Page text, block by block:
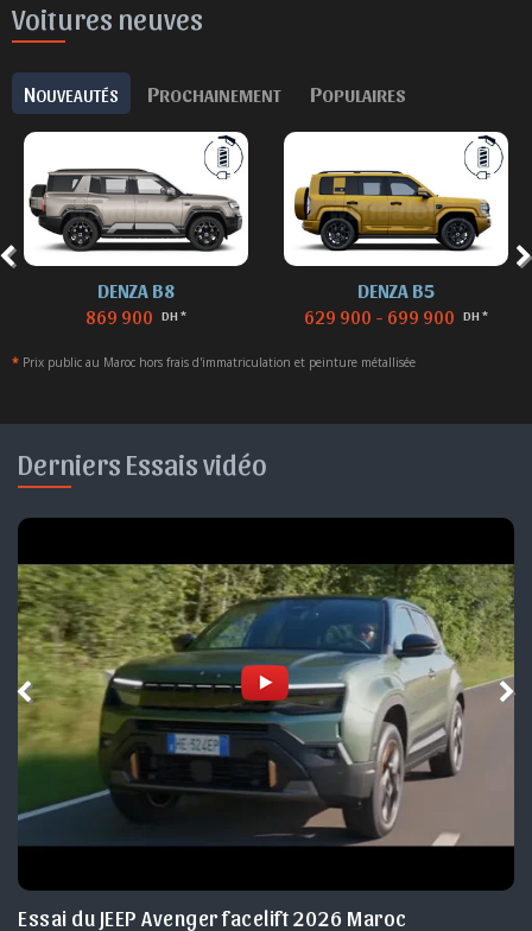
Voitures neuves
NOUVEAUTÉS PROCHAINEMENT POPULAIRES
DENZA B8
869 900 DH *
DENZA B5
629 900 - 699 900 DH *
* Prix public au Maroc hors frais d'immatriculation et peinture métallisée
Derniers Essais vidéo
Essai du JEEP Avenger facelift 2026 Maroc